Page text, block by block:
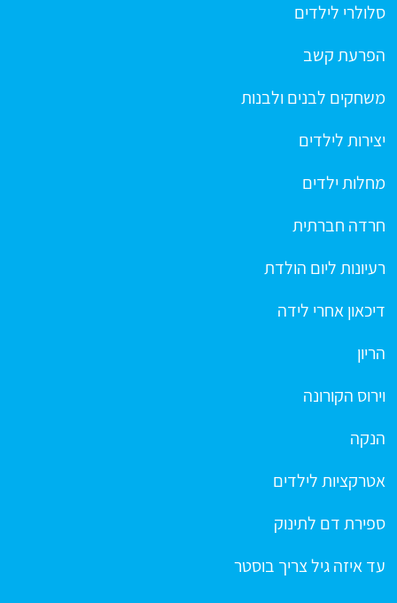
סלולרי לילדים
הפרעת קשב
משחקים לבנים ולבנות
יצירות לילדים
מחלות ילדים
חרדה חברתית
רעיונות ליום הולדת
דיכאון אחרי לידה
הריון
וירוס הקורונה
הנקה
אטרקציות לילדים
ספירת דם לתינוק
עד איזה גיל צריך בוסטר